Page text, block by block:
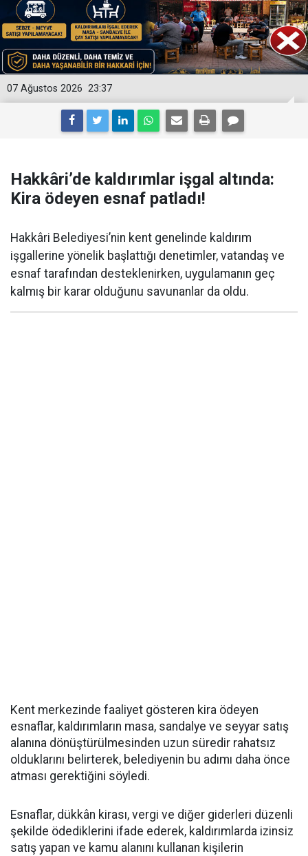
23:37
07 Ağustos 2026
Hakkâri’de kaldırımlar işgal altında:
Kira ödeyen esnaf patladı!
Hakkâri Belediyesi’nin kent genelinde kaldırım
işgallerine yönelik başlattığı denetimler, vatandaş ve
esnaf tarafından desteklenirken, uygulamanın geç
kalmış bir karar olduğunu savunanlar da oldu.
Kent merkezinde faaliyet gösteren kira ödeyen
esnaflar, kaldırımların masa, sandalye ve seyyar satış
alanına dönüştürülmesinden uzun süredir rahatsız
olduklarını belirterek, belediyenin bu adımı daha önce
atması gerektiğini söyledi.
Esnaflar, dükkân kirası, vergi ve diğer giderleri düzenli
şekilde ödediklerini ifade ederek, kaldırımlarda izinsiz
satış yapan ve kamu alanını kullanan kişilerin